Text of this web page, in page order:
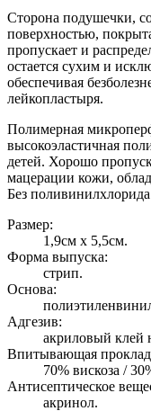
Сторона подушечки,
поверхностью,
пропускает и
остается сухим и
обеспечивая
лейкопластыря.
Полимерная
высокоэластичная
детей. Хорошо
мацерации кожи,
Без
Размер:
1,9см х 5,5см.
Форма выпуска:
стрип.
Основа:
Адгезив:
акриловый клей
Впитывающая
70% вискоза /
Антисептическое
акринол.